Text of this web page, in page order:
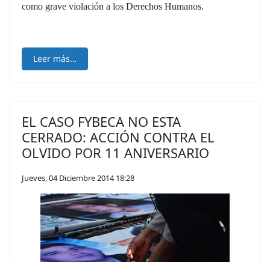
como grave violación a los Derechos Humanos.
Leer más…
EL CASO FYBECA NO ESTA
CERRADO: ACCIÓN CONTRA EL
OLVIDO POR 11 ANIVERSARIO
Jueves, 04 Diciembre 2014 18:28